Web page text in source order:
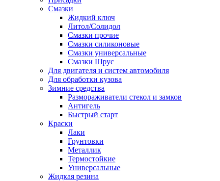
Смазки
Жидкий ключ
Литол/Солидол
Смазки прочие
Смазки силиконовые
Смазки универсальные
Смазки Шрус
Для двигателя и систем автомобиля
Для обработки кузова
Зимние средства
Размораживатели стекол и замков
Антигель
Быстрый старт
Краски
Лаки
Грунтовки
Металлик
Термостойкие
Универсальные
Жидкая резина